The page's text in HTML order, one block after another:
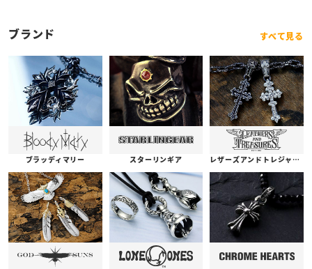
ブランド すべて見る
ブラッディマリー スターリンギア レザーズアンドトレジャーズ